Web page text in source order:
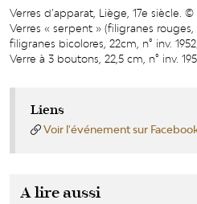
Verres d’apparat, Liège, 17e siècle.
Verres « serpent » (filigranes rouges,
filigranes bicolores, 22cm, n° inv.
Verre à 3 boutons, 22,5 cm, n° inv.
Liens
Voir l'événement sur
A lire aussi